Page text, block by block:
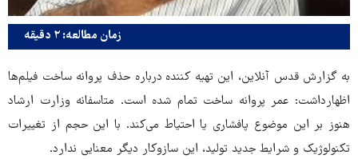
زمان مطالعه: ۲ دقیقه
به گزارش قدس آنلاین، این تهیه کننده درباره حذف پروانه ساخت فیلم‌ها
اظهارداشت: عمر پروانه ساخت تمام شده است. متاسفانه وزارت ارشاد
هنوز بر این موضوع پافشاری یا احتیاط می‌کند. با این حجم از تغییرات
تکنولوژیک و شرایط جدید تولید، این سازوکار دیگر معنایی ندارد.